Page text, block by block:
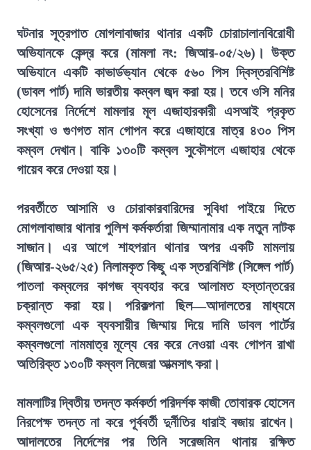
ঘটনার সূত্রপাত মোগলাবাজার থানার একটি চোরাচালানবিরোধী
অভিযানকে কেন্দ্র করে (মামলা নং: জিআর-০৫/২৬)। উক্ত
অভিযানে একটি কাভার্ডভ্যান থেকে ৫৬০ পিস দ্বিস্তরবিশিষ্ট
(ডাবল পার্ট) দামি ভারতীয় কম্বল জব্দ করা হয়। তবে ওসি মনির
হোসেনের নির্দেশে মামলার মূল এজাহারকারী এসআই প্রকৃত
সংখ্যা ও গুণগত মান গোপন করে এজাহারে মাত্র ৪৩০ পিস
কম্বল দেখান। বাকি ১৩০টি কম্বল সুকৌশলে এজাহার থেকে
গায়েব করে দেওয়া হয়।
পরবর্তীতে আসামি ও চোরাকারবারিদের সুবিধা পাইয়ে দিতে
মোগলাবাজার থানার পুলিশ কর্মকর্তারা জিম্মানামার এক নতুন নাটক
সাজান। এর আগে শাহপরান থানার অপর একটি মামলায়
(জিআর-২৬৫/২৫) নিলামকৃত কিছু এক স্তরবিশিষ্ট (সিঙ্গেল পার্ট)
পাতলা কম্বলের কাগজ ব্যবহার করে আলামত হস্তান্তরের
চক্রান্ত করা হয়। পরিকল্পনা ছিল—আদালতের মাধ্যমে
কম্বলগুলো এক ব্যবসায়ীর জিম্মায় দিয়ে দামি ডাবল পার্টের
কম্বলগুলো নামমাত্র মূল্যে বের করে নেওয়া এবং গোপন রাখা
অতিরিক্ত ১৩০টি কম্বল নিজেরা আত্মসাৎ করা।
মামলাটির দ্বিতীয় তদন্ত কর্মকর্তা পরিদর্শক কাজী তোবারক হোসেন
নিরপেক্ষ তদন্ত না করে পূর্ববর্তী দুর্নীতির ধারাই বজায় রাখেন।
আদালতের নির্দেশের পর তিনি সরেজমিন থানায় রক্ষিত